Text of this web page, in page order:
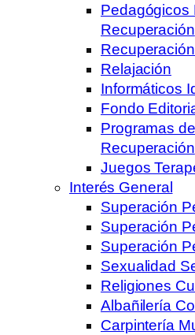
Pedagógicos
Recuperación
Relajación
Informáticos
Fondo
Programas
Recuperación
Juegos
Interés General
Superación
Superación
Superación
Sexualidad
Religiones
Albañilería
Carpintería